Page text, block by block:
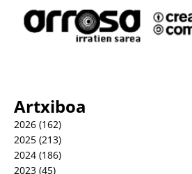
Artxiboa
2026 (162)
2025 (213)
2024 (186)
2023 (45)